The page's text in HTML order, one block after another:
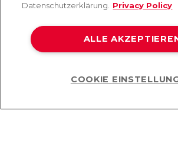
SERVICE
©2026 Lovehoney Group Switzerland AG.
Datenschutzerklärung.
Privacy Policy
ALLE
COOKIE